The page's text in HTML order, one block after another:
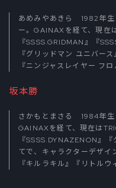
あめみやあきら 1982年生
ー。GAINAXを経て、現在
『SSSS.GRIDMAN』『
『グリッドマン ユニバー
『ニンジャスレイヤー フ
坂本勝
さかもとまさる 1984年生
GAINAXを経て、現在は
『SSSS.DYNAZENON』
てで、キャラクターデザイ
『キルラキル』『リトルウ